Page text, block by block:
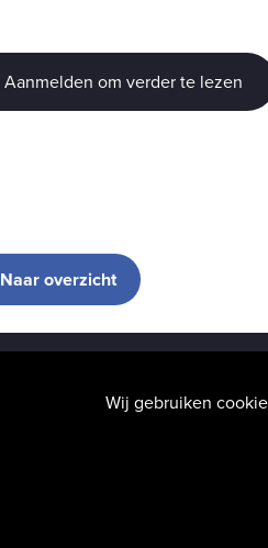
Wij gebruiken
Aanmelden om verder te lezen
Naar overzicht